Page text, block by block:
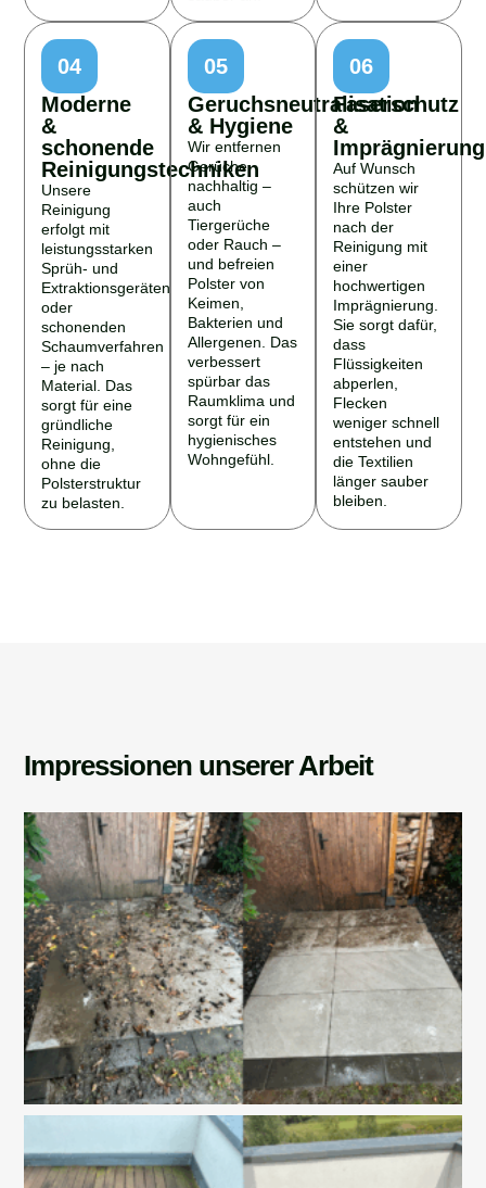
04
Moderne
&
schonende
Reinigungstechniken
Unsere
Reinigung
erfolgt mit
leistungsstarken
Sprüh- und
Extraktionsgeräten
oder
schonenden
Schaumverfahren
– je nach
Material. Das
sorgt für eine
gründliche
Reinigung,
ohne die
Polsterstruktur
zu belasten.
05
Geruchsneutralisation
& Hygiene
Wir entfernen
Gerüche
nachhaltig –
auch
Tiergerüche
oder Rauch –
und befreien
Polster von
Keimen,
Bakterien und
Allergenen. Das
verbessert
spürbar das
Raumklima und
sorgt für ein
hygienisches
Wohngefühl.
06
Faserschutz
&
Imprägnierung
Auf Wunsch
schützen wir
Ihre Polster
nach der
Reinigung mit
einer
hochwertigen
Imprägnierung.
Sie sorgt dafür,
dass
Flüssigkeiten
abperlen,
Flecken
weniger schnell
entstehen und
die Textilien
länger sauber
bleiben.
Impressionen unserer Arbeit